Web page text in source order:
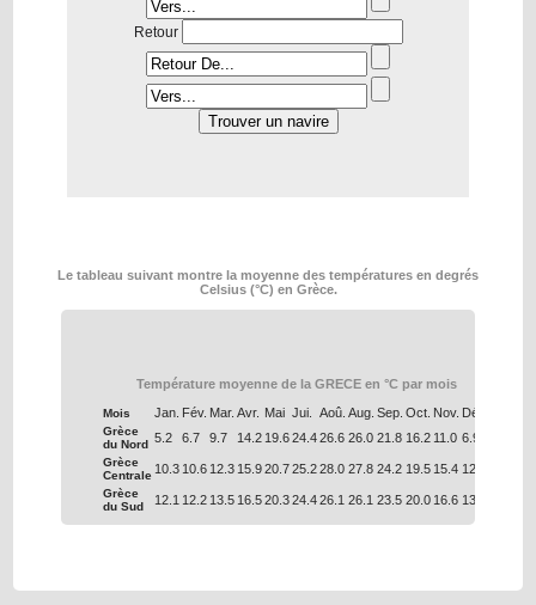
Retour
Le tableau suivant montre la moyenne des températures en degrés
Celsius (°C) en Grèce.
Température moyenne de la GRECE en °C par mois
Mois Jan. Fév. Mar. Avr. Mai Jui. Aoû. Aug. Sep. Oct. Nov. Déc.
Grèce
du Nord 5.2 6.7 9.7 14.2 19.624.426.6 26.0 21.8 16.2 11.0 6.9
Grèce
Centrale 10.3 10.6 12.3 15.920.725.228.0 27.8 24.2 19.5 15.4 12.0
Grèce
du Sud
12.1 12.2 13.5 16.520.324.426.1 26.1 23.5 20.0 16.6 13.7